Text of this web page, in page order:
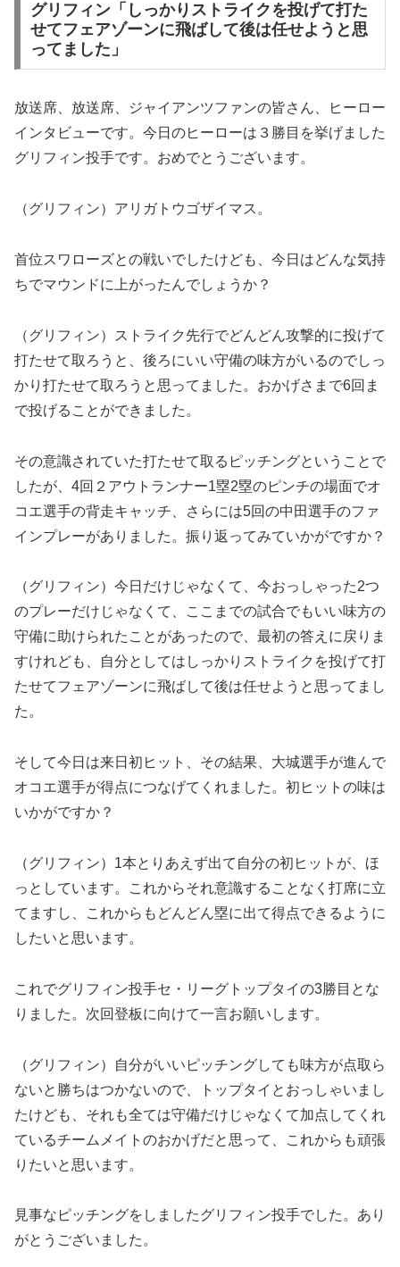
グリフィン「しっかりストライクを投げて打た
せてフェアゾーンに飛ばして後は任せようと思
ってました」
放送席、放送席、ジャイアンツファンの皆さん、ヒーロー
インタビューです。今日のヒーローは３勝目を挙げました
グリフィン投手です。おめでとうございます。
（グリフィン）アリガトウゴザイマス。
首位スワローズとの戦いでしたけども、今日はどんな気持
ちでマウンドに上がったんでしょうか？
（グリフィン）ストライク先行でどんどん攻撃的に投げて
打たせて取ろうと、後ろにいい守備の味方がいるのでしっ
かり打たせて取ろうと思ってました。おかげさまで6回ま
で投げることができました。
その意識されていた打たせて取るピッチングということで
したが、4回２アウトランナー1塁2塁のピンチの場面でオ
コエ選手の背走キャッチ、さらには5回の中田選手のファ
インプレーがありました。振り返ってみていかがですか？
（グリフィン）今日だけじゃなくて、今おっしゃった2つ
のプレーだけじゃなくて、ここまでの試合でもいい味方の
守備に助けられたことがあったので、最初の答えに戻りま
すけれども、自分としてはしっかりストライクを投げて打
たせてフェアゾーンに飛ばして後は任せようと思ってまし
た。
そして今日は来日初ヒット、その結果、大城選手が進んで
オコエ選手が得点につなげてくれました。初ヒットの味は
いかがですか？
（グリフィン）1本とりあえず出て自分の初ヒットが、ほ
っとしています。これからそれ意識することなく打席に立
てますし、これからもどんどん塁に出て得点できるように
したいと思います。
これでグリフィン投手セ・リーグトップタイの3勝目とな
りました。次回登板に向けて一言お願いします。
（グリフィン）自分がいいピッチングしても味方が点取ら
ないと勝ちはつかないので、トップタイとおっしゃいまし
たけども、それも全ては守備だけじゃなくて加点してくれ
ているチームメイトのおかげだと思って、これからも頑張
りたいと思います。
見事なピッチングをしましたグリフィン投手でした。あり
がとうございました。